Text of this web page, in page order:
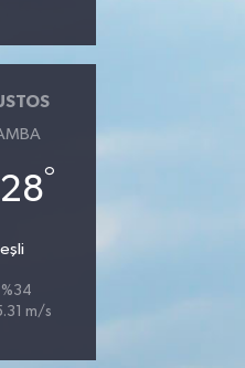
28°
%34
m/s